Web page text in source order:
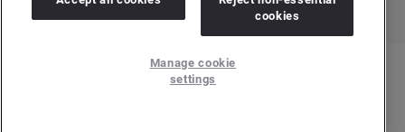
cookies
Manage cookie
settings